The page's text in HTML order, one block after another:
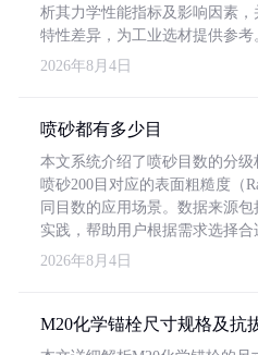
析其力学性能指标及影响因素
特性差异，为工业选材提供参考
2026年8月4日
喷砂都有多少目
本文系统介绍了喷砂目数的分
喷砂200目对应的表面粗糙度（
同目数的应用场景。数据来源
实践，帮助用户根据需求选择合
2026年8月4日
M20化学锚栓尺寸规格及抗